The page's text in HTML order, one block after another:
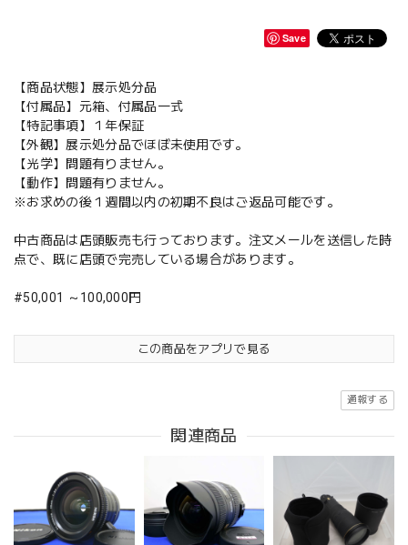
Save
【商品状態】展示処分品
【付属品】元箱、付属品一式
【特記事項】１年保証
【外観】展示処分品でほぼ未使用です。
【光学】問題有りません。
【動作】問題有りません。
※お求めの後１週間以内の初期不良はご返品可能です。
中古商品は店頭販売も行っております。注文メールを送信した時
点で、既に店頭で完売している場合があります。
#50,001 ～100,000円
この商品をアプリで見る
通報する
関連商品